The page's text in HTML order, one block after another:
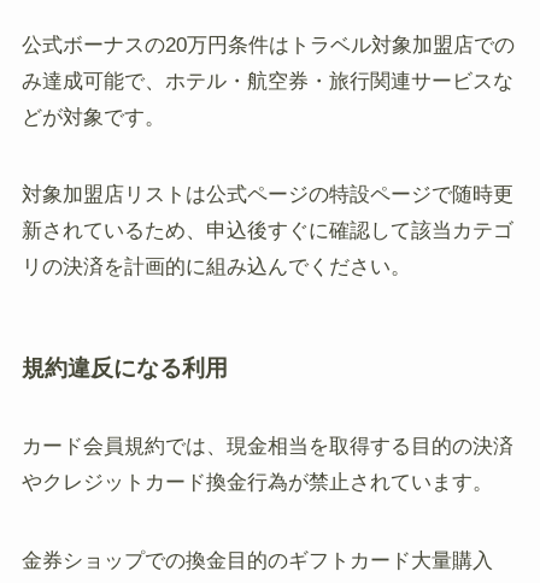
公式ボーナスの20万円条件はトラベル対象加盟店での
み達成可能で、ホテル・航空券・旅行関連サービスな
どが対象です。
対象加盟店リストは公式ページの特設ページで随時更
新されているため、申込後すぐに確認して該当カテゴ
リの決済を計画的に組み込んでください。
規約違反になる利用
カード会員規約では、現金相当を取得する目的の決済
やクレジットカード換金行為が禁止されています。
金券ショップでの換金目的のギフトカード大量購入